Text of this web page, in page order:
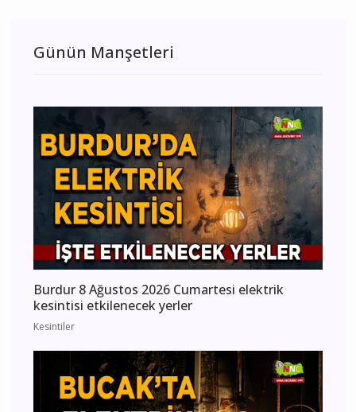
Günün Manşetleri
Burdur 8 Ağustos 2026 Cumartesi elektrik
kesintisi etkilenecek yerler
Kesintiler